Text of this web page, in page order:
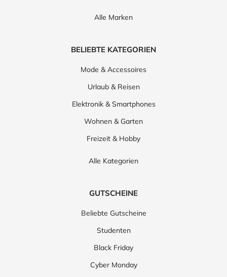
Alle Marken
BELIEBTE KATEGORIEN
Mode & Accessoires
Urlaub & Reisen
Elektronik & Smartphones
Wohnen & Garten
Freizeit & Hobby
Alle Kategorien
GUTSCHEINE
Beliebte Gutscheine
Studenten
Black Friday
Cyber Monday